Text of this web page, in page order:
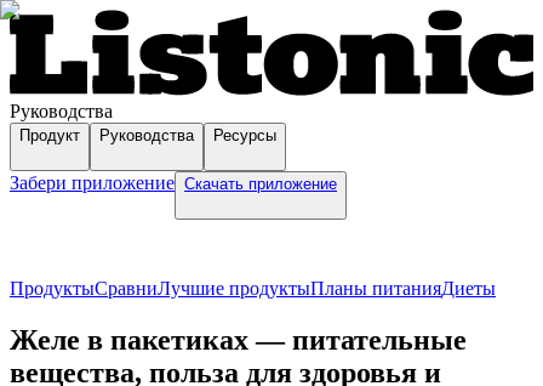
Руководства
Продукт Руководства Ресурсы
Забери приложение Скачать приложение
ПродуктыСравниЛучшие продуктыПланы питанияДиеты
Желе в пакетиках — питательные
вещества, польза для здоровья и